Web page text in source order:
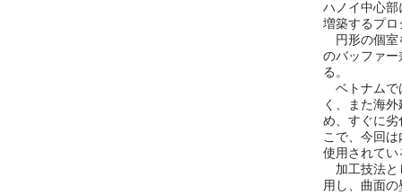
ハノイ中心部
増築するプ
円形の個室
のバッファ
る。
ベトナムで
く、また海
め、すぐに
こで、今回
使用されて
加工技法と
用し、曲面